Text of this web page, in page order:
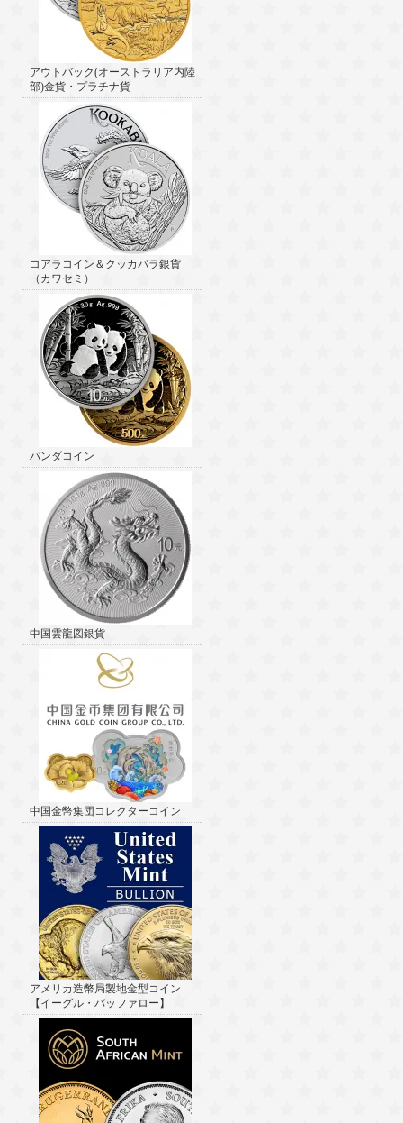
アウトバック(オーストラリア内陸
部)金貨・プラチナ貨
コアラコイン＆クッカバラ銀貨
（カワセミ）
パンダコイン
中国雲龍図銀貨
中国金幣集団コレクターコイン
アメリカ造幣局製地金型コイン
【イーグル・バッファロー】